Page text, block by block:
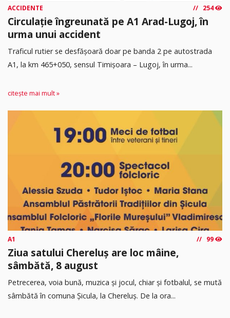
ACCIDENTE 254
Circulație îngreunată pe A1 Arad-Lugoj, în
urma unui accident
Traficul rutier se desfășoară doar pe banda 2 pe autostrada
A1, la km 465+050, sensul Timişoara – Lugoj, în urma...
citește mai mult »
A1 99
Ziua satului Chereluș are loc mâine,
sâmbătă, 8 august
Petrecerea, voia bună, muzica și jocul, chiar și fotbalul, se mută
sâmbătă în comuna Șicula, la Chereluș. De la ora...